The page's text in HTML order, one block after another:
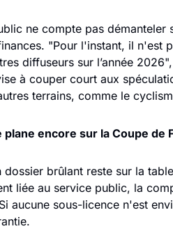
ne compte pas
"Pour l'instant, il n'est
diffuseurs sur l’année
à couper court aux
terrains, comme le
encore sur la Coupe de
dossier brûlant reste sur la
liée au service public, la
aucune sous-licence n'est